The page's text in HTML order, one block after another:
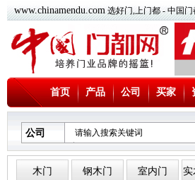
www.chinamendu.com选好门,上门都 - 中国
首页 产品 公司 买家
公司
木门 钢木门 室内门 实